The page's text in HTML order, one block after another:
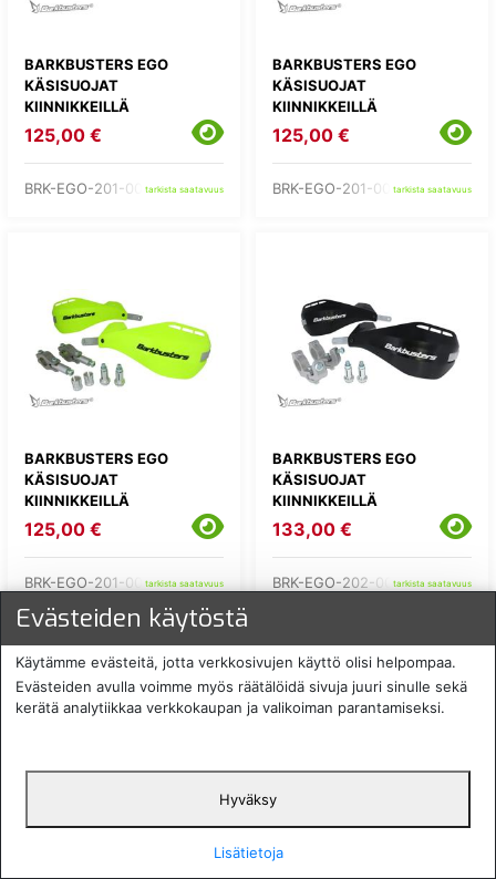
BARKBUSTERS EGO
KÄSISUOJAT
KIINNIKKEILLÄ
125,00 €
BRK-EGO-201-00-WHtarkista saatavuus
BARKBUSTERS EGO
KÄSISUOJAT
KIINNIKKEILLÄ
125,00 €
BRK-EGO-201-00-YEtarkista saatavuus
BARKBUSTERS EGO
KÄSISUOJAT
KIINNIKKEILLÄ
125,00 €
BRK-EGO-201-00-YHtarkista saatavuus
BARKBUSTERS EGO
KÄSISUOJAT
KIINNIKKEILLÄ
133,00 €
BRK-EGO-202-00-BKtarkista saatavuus
BARKBUSTERS EGO
Evästeiden käytöstä
Käytämme evästeitä, jotta verkkosivujen käyttö olisi helpompaa.
Evästeiden avulla voimme myös räätälöidä sivuja juuri sinulle sekä
kerätä analytiikkaa verkkokaupan ja valikoiman parantamiseksi.
Hyväksy
Lisätietoja